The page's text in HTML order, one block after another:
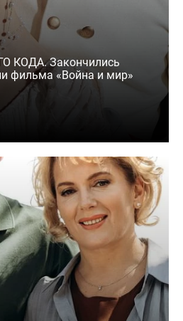
КОДА. Закончились
фильма «Война и мир»